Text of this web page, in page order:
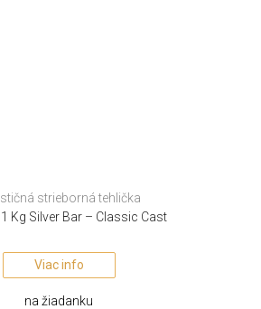
strieborná tehlička
Kg Silver Bar – Classic Cast
Viac info
na žiadanku